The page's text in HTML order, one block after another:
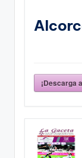
¡Descarga